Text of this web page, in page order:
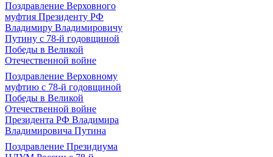
Поздравление Верховного
муфтия Президенту РФ
Владимиру Владимировичу
Путину с 78-й годовщиной
Победы в Великой
Отечественной войне
Поздравление Верховному
муфтию с 78-й годовщиной
Победы в Великой
Отечественной войне
Президента РФ Владимира
Владимировича Путина
Поздравление Президиума